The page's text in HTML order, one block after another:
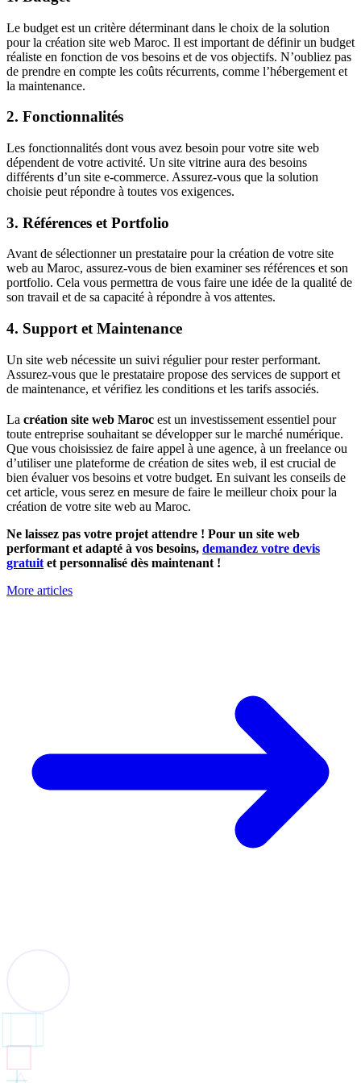
Le budget est un critère déterminant dans le choix de la solution
pour la création site web Maroc. Il est important de définir un budget
réaliste en fonction de vos besoins et de vos objectifs. N’oubliez pas
de prendre en compte les coûts récurrents, comme l’hébergement et
la maintenance.
2. Fonctionnalités
Les fonctionnalités dont vous avez besoin pour votre site web
dépendent de votre activité. Un site vitrine aura des besoins
différents d’un site e-commerce. Assurez-vous que la solution
choisie peut répondre à toutes vos exigences.
3. Références et Portfolio
Avant de sélectionner un prestataire pour la création de votre site
web au Maroc, assurez-vous de bien examiner ses références et son
portfolio. Cela vous permettra de vous faire une idée de la qualité de
son travail et de sa capacité à répondre à vos attentes.
4. Support et Maintenance
Un site web nécessite un suivi régulier pour rester performant.
Assurez-vous que le prestataire propose des services de support et
de maintenance, et vérifiez les conditions et les tarifs associés.
La création site web Maroc est un investissement essentiel pour
toute entreprise souhaitant se développer sur le marché numérique.
Que vous choisissiez de faire appel à une agence, à un freelance ou
d’utiliser une plateforme de création de sites web, il est crucial de
bien évaluer vos besoins et votre budget. En suivant les conseils de
cet article, vous serez en mesure de faire le meilleur choix pour la
création de votre site web au Maroc.
Ne laissez pas votre projet attendre ! Pour un site web
performant et adapté à vos besoins, demandez votre devis
gratuit et personnalisé dès maintenant !
More articles